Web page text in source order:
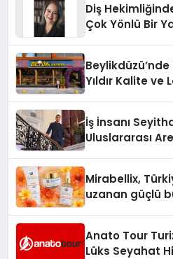
Diş
Çok Yönlü Bir
Yıldır Kalite ve
İş İnsanı
Uluslararası
Mirabellix,
uzanan güçlü
Anato Tour
Lüks Seyahat